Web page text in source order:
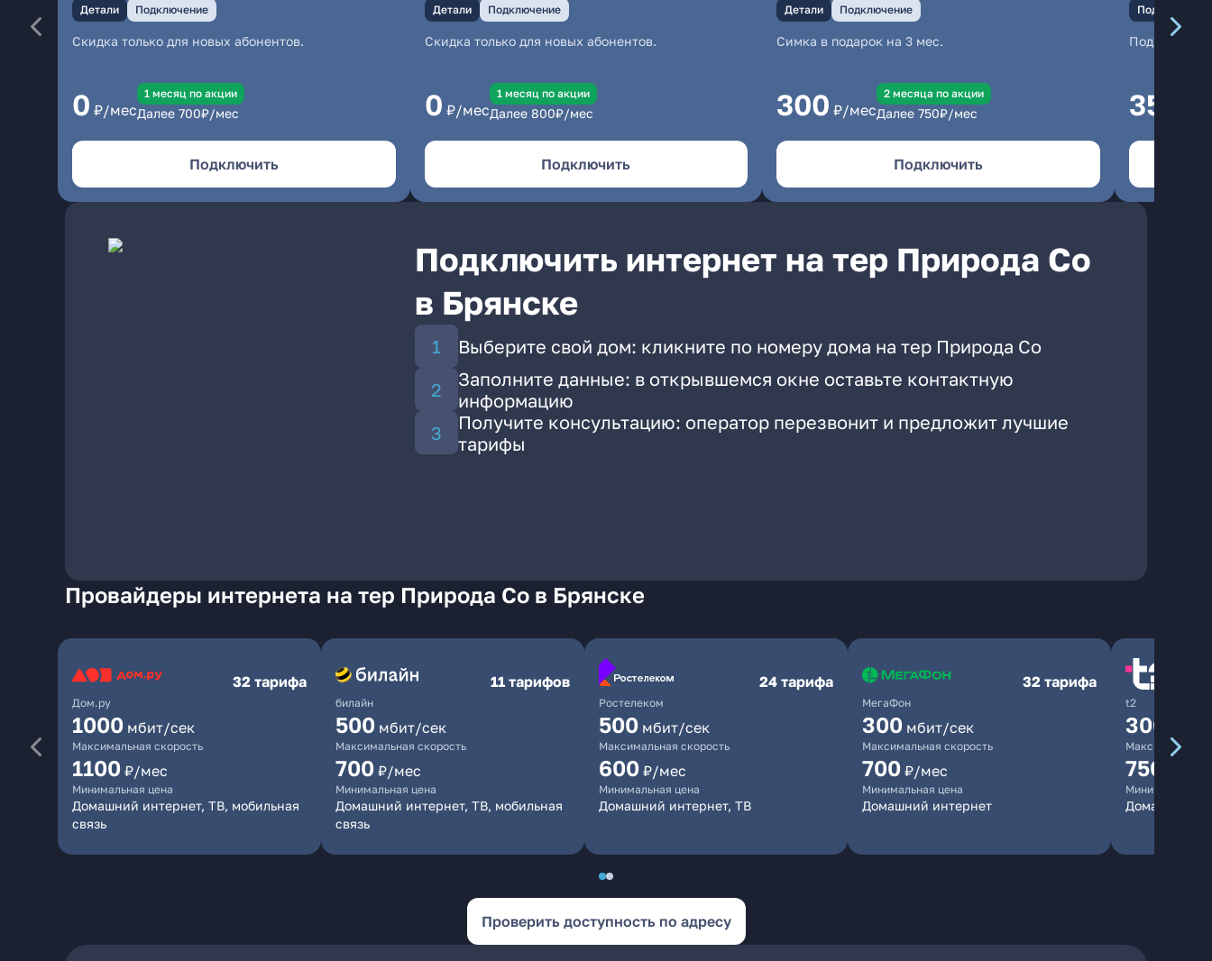
Детали Подключение
Скидка только для новых абонентов.
0 ₽/мес
1 месяц по акции
Далее 700₽/мес
Подключить
Детали Подключение
Скидка только для новых абонентов.
0 ₽/мес
1 месяц по акции
Далее 800₽/мес
Подключить
Детали Подключение
Симка в подарок на 3 мес.
300 ₽/мес
2 месяцa по акции
Далее 750₽/мес
Подключить
Подключение
350
Подключить интернет на тер Природа Со
в Брянске
Выберите свой дом: кликните по номеру дома на тер Природа Со
Заполните данные: в открывшемся окне оставьте контактную
информацию
Получите консультацию: оператор перезвонит и предложит лучшие
тарифы
Провайдеры интернета на тер Природа Со в Брянске
Дом.ру
32 тарифа
1000 мбит/сек
Максимальная скорость
1100 ₽/мес
Минимальная цена
Домашний интернет, ТВ, мобильная
связь
билайн
11 тарифов
500 мбит/сек
Максимальная скорость
700 ₽/мес
Минимальная цена
Домашний интернет, ТВ, мобильная
связь
Ростелеком
24 тарифа
500 мбит/сек
Максимальная скорость
600 ₽/мес
Минимальная цена
Домашний интернет, ТВ
МегаФон
32 тарифа
300 мбит/сек
Максимальная скорость
700 ₽/мес
Минимальная цена
Домашний интернет
t2
300
Максимальная
750
Минимальная
Домашний
Проверить доступность по адресу